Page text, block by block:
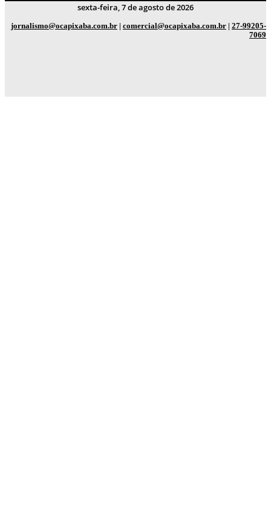
sexta-feira, 7 de agosto de 2026
jornalismo@ocapixaba.com.br | comercial@ocapixaba.com.br | 27-99205-
7069